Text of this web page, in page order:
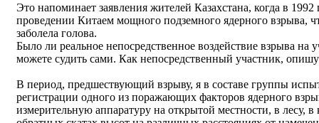
Это напоминает заявления жителей Казахстана, когда в
проведении Китаем мощного подземного ядерного взрыва,
заболела голова.
Было ли реальное непосредственное воздействие взрыва на
можете судить сами. Как непосредственный участник,
В период, предшествующий взрыву, я в составе группы
регистрации одного из поражающих факторов ядерного
измерительную аппаратуру на открытой местности, в лесу,